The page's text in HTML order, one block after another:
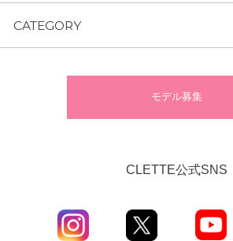
CATEGORY
モデル募集
CLETTE公式SNS